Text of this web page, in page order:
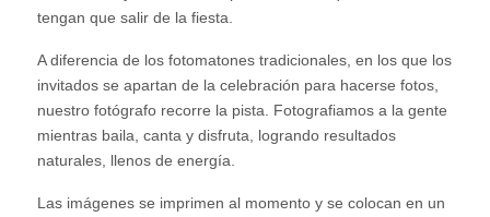
tengan que salir de la fiesta.
A diferencia de los fotomatones tradicionales, en los que los
invitados se apartan de la celebración para hacerse fotos,
nuestro fotógrafo recorre la pista. Fotografiamos a la gente
mientras baila, canta y disfruta, logrando resultados
naturales, llenos de energía.
Las imágenes se imprimen al momento y se colocan en un